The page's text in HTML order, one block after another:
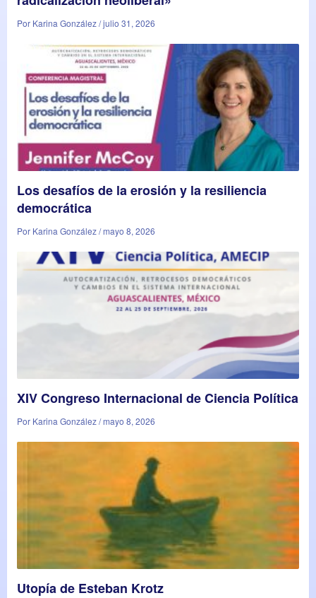
Por Karina González / julio 31, 2026
Los desafíos de la erosión y la resiliencia
democrática
Por Karina González / mayo 8, 2026
XIV Congreso Internacional de Ciencia Política
Por Karina González / mayo 8, 2026
Utopía de Esteban Krotz